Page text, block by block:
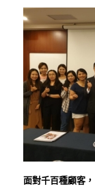
面對千百種顧客，